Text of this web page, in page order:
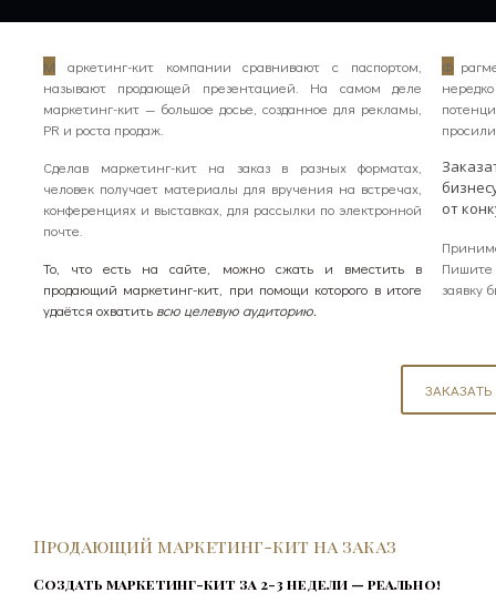
М аркетинг-кит компании сравнивают с паспортом,
называют продающей презентацией. На самом деле
маркетинг-кит — большое досье, созданное для рекламы,
PR и роста продаж.
Сделав маркетинг-кит на заказ в разных форматах,
человек получает материалы для вручения на встречах,
конференциях и выставках, для рассылки по электронной
почте.
То, что есть на сайте, можно сжать и вместить в
продающий маркетинг-кит, при помощи которого в итоге
удаётся охватить всю целевую аудиторию.
Ф
от
заявку
Продающий маркетинг-кит на заказ
Создать маркетинг-кит за 2-3 недели — реально!